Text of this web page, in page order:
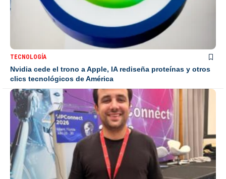
TECNOLOGÍA
Nvidia cede el trono a Apple, IA rediseña proteínas y otros
clics tecnológicos de América